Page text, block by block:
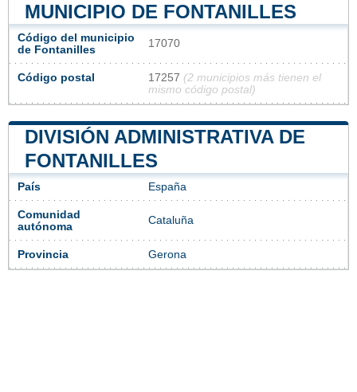
MUNICIPIO DE FONTANILLES
Código del municipio
de Fontanilles
17070
Código postal 17257 (2 municipios más tienen el
mismo código postal)
DIVISIÓN ADMINISTRATIVA DE
FONTANILLES
País España
Comunidad
autónoma
Cataluña
Provincia Gerona